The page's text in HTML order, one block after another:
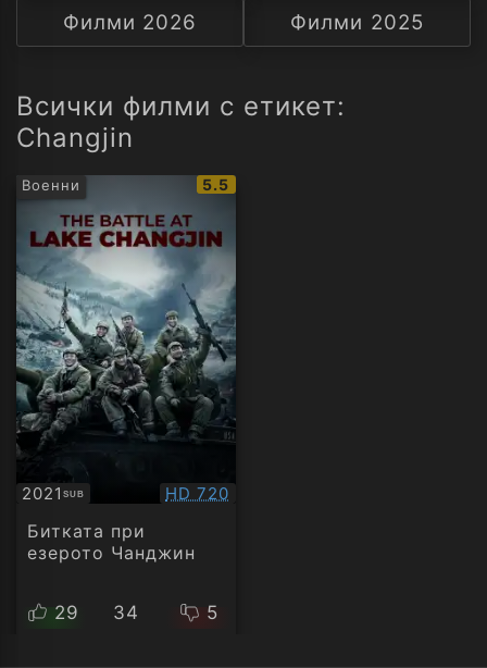
А
Филми 2026
Филми 2025
Всички филми с етикет:
Changjin
Военни
IMDb
5.5
2021SUB
Субтитри Качество:
HD 720
Битката при
езерото Чанджин
29 34 5